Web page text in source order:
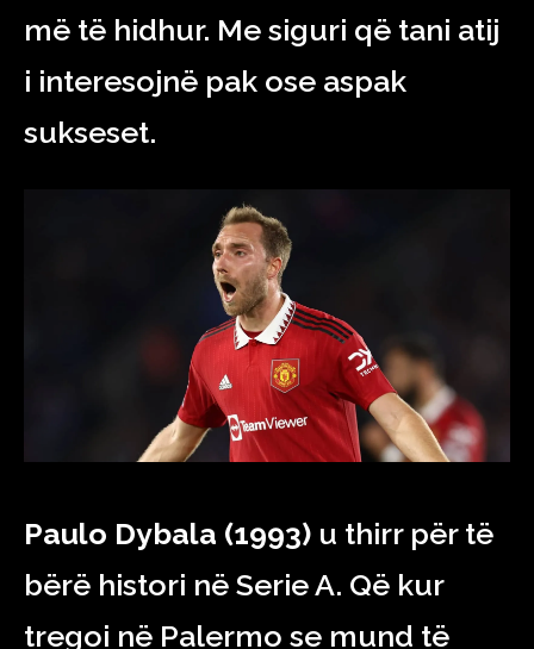
më të hidhur. Me siguri që tani atij
i interesojnë pak ose aspak
sukseset.
Paulo Dybala (1993) u thirr për të
bërë histori në Serie A. Që kur
tregoi në Palermo se mund të